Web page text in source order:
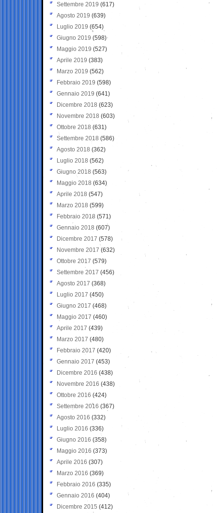
Settembre 2019 (617)
Agosto 2019 (639)
Luglio 2019 (654)
Giugno 2019 (598)
Maggio 2019 (527)
Aprile 2019 (383)
Marzo 2019 (562)
Febbraio 2019 (598)
Gennaio 2019 (641)
Dicembre 2018 (623)
Novembre 2018 (603)
Ottobre 2018 (631)
Settembre 2018 (586)
Agosto 2018 (362)
Luglio 2018 (562)
Giugno 2018 (563)
Maggio 2018 (634)
Aprile 2018 (547)
Marzo 2018 (599)
Febbraio 2018 (571)
Gennaio 2018 (607)
Dicembre 2017 (578)
Novembre 2017 (632)
Ottobre 2017 (579)
Settembre 2017 (456)
Agosto 2017 (368)
Luglio 2017 (450)
Giugno 2017 (468)
Maggio 2017 (460)
Aprile 2017 (439)
Marzo 2017 (480)
Febbraio 2017 (420)
Gennaio 2017 (453)
Dicembre 2016 (438)
Novembre 2016 (438)
Ottobre 2016 (424)
Settembre 2016 (367)
Agosto 2016 (332)
Luglio 2016 (336)
Giugno 2016 (358)
Maggio 2016 (373)
Aprile 2016 (307)
Marzo 2016 (369)
Febbraio 2016 (335)
Gennaio 2016 (404)
Dicembre 2015 (412)